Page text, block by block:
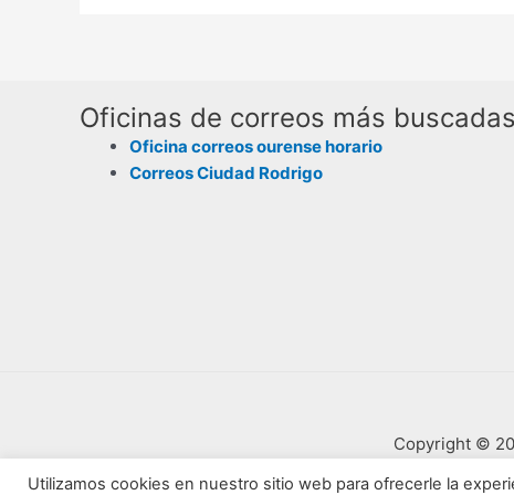
Oficinas de correos más buscadas
Oficina correos ourense horario
Correos Ciudad Rodrigo
Copyright ©
Utilizamos cookies en nuestro sitio web para ofrecerle la